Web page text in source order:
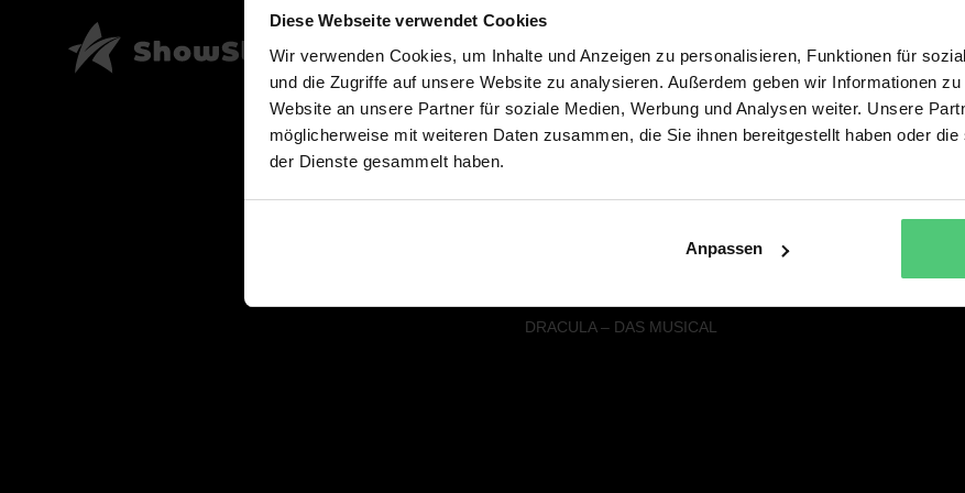
Diese Webseite verwendet Cookies
Wir verwenden Cookies, um Inhalte und Anzeigen zu personalisieren, Funktionen für
und die Zugriffe auf unsere Website zu analysieren. Außerdem geben wir Informationen
Website an unsere Partner für soziale Medien, Werbung und Analysen weiter. Unsere
möglicherweise mit weiteren Daten zusammen, die Sie ihnen bereitgestellt haben oder
der Dienste gesammelt haben.
Anpassen
Alle Musicals & Shows
SISTER ACT – DAS HIMMLISCHE
MUSICAL
FACK JU GÖHTE - DAS MUSICAL
DREI HASELNÜSSE FÜR
DRACULA – DAS MUSICAL
PRESSE
NEWSLETTER